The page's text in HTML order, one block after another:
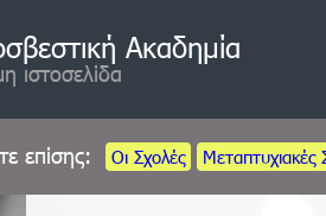
Ακαδημία
ιστοσελίδα
επίσης: Οι Σχολές Μεταπτυχιακές